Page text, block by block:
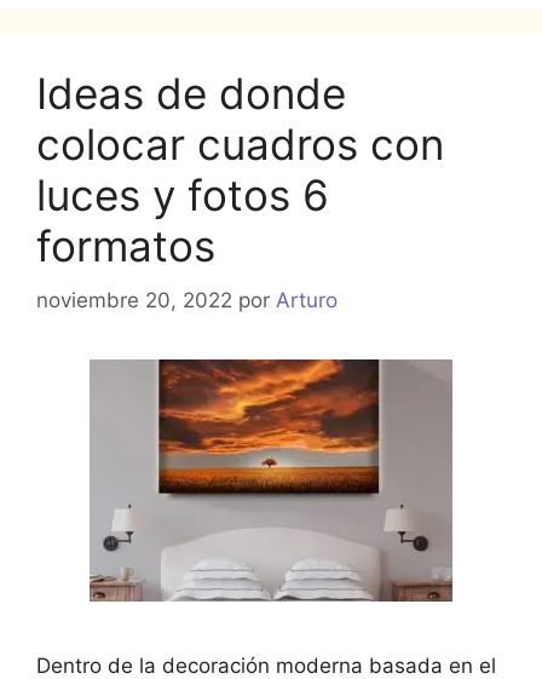
Ideas de donde
colocar cuadros con
luces y fotos 6
formatos
noviembre 20, 2022 por Arturo
Dentro de la decoración moderna basada en el